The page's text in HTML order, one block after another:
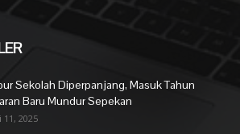
Sekolah Diperpanjang, Masuk Tahun
Baru Mundur Sepekan
11, 2025